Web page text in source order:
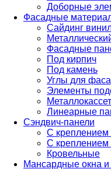
Доборные
Фасадные
Сайдинг
Фасадные
Под кирпич
Под камень
Углы для
Элементы
Линеарные
Сэндвич-панели
С креплением
С креплением
Кровельные
Мансардные окна